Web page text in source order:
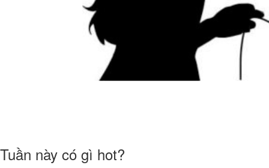
Tuần này có gì hot?